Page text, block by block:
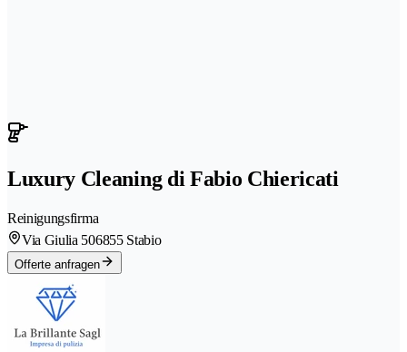
Luxury Cleaning di Fabio Chiericati
Reinigungsfirma
Via Giulia 506855 Stabio
Offerte anfragen